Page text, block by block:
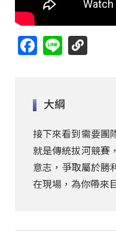
Facebook
Line
大綱
接下來看到需要團
就是傳統拔河競賽
意志，爭取屬於勝
在現場，為你帶來